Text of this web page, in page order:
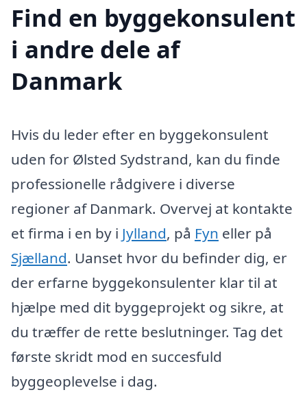
Find en byggekonsulent
i andre dele af
Danmark
Hvis du leder efter en byggekonsulent
uden for Ølsted Sydstrand, kan du finde
professionelle rådgivere i diverse
regioner af Danmark. Overvej at kontakte
et firma i en by i Jylland, på Fyn eller på
Sjælland. Uanset hvor du befinder dig, er
der erfarne byggekonsulenter klar til at
hjælpe med dit byggeprojekt og sikre, at
du træffer de rette beslutninger. Tag det
første skridt mod en succesfuld
byggeoplevelse i dag.